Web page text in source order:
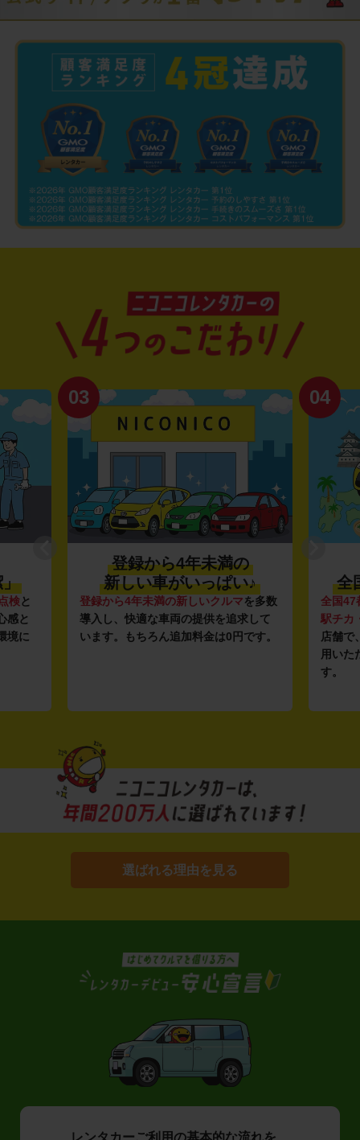
」
検と
感と
境に
03
登録から4年未満の
新しい車がいっぱい♪
登録から4年未満の新しいクルマを多数
導入し、快適な車両の提供を追求して
います。もちろん追加料金は0円です。
04
全
全国47
駅チカ
店舗で
用いた
す。
選ばれる理由を見る
レンタカーご利用の基本的な流れを、